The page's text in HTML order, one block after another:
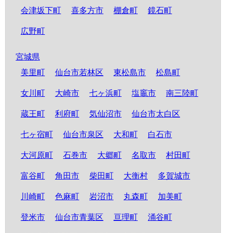
会津坂下町 喜多方市 棚倉町 鏡石町
広野町
宮城県
美里町
仙台市若林区 東松島市 松島町
女川町 大崎市 七ヶ浜町 塩竈市 南三陸町
蔵王町 利府町 気仙沼市 仙台市太白区
七ヶ宿町 仙台市泉区 大和町 白石市
大河原町 石巻市 大郷町 名取市 村田町
富谷町 角田市 柴田町 大衡村 多賀城市
川崎町 色麻町 岩沼市 丸森町 加美町
登米市 仙台市青葉区 亘理町 涌谷町